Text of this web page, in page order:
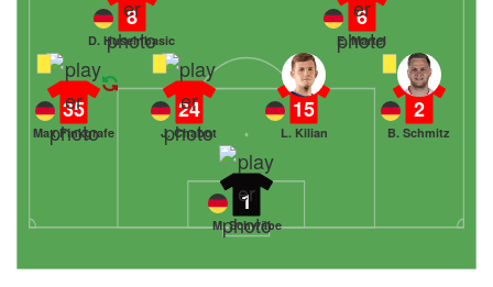
1
M. Schwäbe
35
Max Finkgrafe
24
J. Chabot
15
L. Kilian
2
B. Schmitz
8
D. Huseinbasic
6
E. Martel